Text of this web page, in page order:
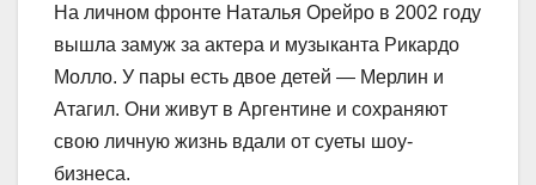
На личном фронте Наталья Орейро в 2002 году
вышла замуж за актера и музыканта Рикардо
Молло. У пары есть двое детей — Мерлин и
Атагил. Они живут в Аргентине и сохраняют
свою личную жизнь вдали от суеты шоу-
бизнеса.